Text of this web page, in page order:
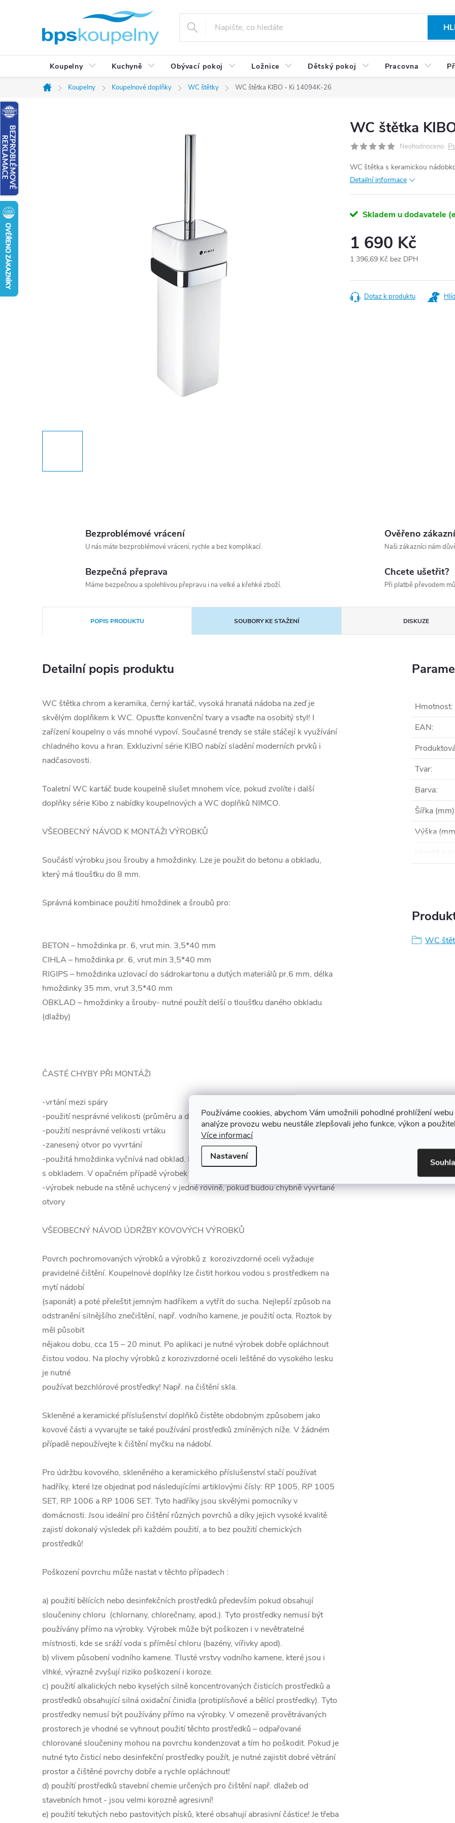
Používáme cookies, abychom Vám umožnili pohodlné prohlížení
analýze provozu webu neustále zlepšovali jeho funkce, výkon a
Více informací
Nastavení
Koupelny Kuchyně Obývací pokoj Ložnice Dětský pokoj Pracovna
Domů
Koupelny Koupelnové doplňky WC štětky WC štětka KIBO - Ki 14094K-26
WC štětka
Neohodnoceno
WC štětka s keramickou
Detailní informace
Skladem u dodavatele
1 690 Kč
1 396,69 Kč bez DPH
cena:
Dotaz k produktu
Bezproblémové vrácení
U nás máte bezproblémové vrácení, rychle a bez komplikací.
Ověřeno
Naši zákazníci nám
Bezpečná přeprava
Máme bezpečnou a spolehlivou přepravu i na velké a křehké zboží.
Chcete ušetřit?
Při platbě převodem
POPIS PRODUKTU SOUBORY KE STAŽENÍ DISKUZE
Detailní popis produktu
WC štětka chrom a keramika, černý kartáč, vysoká hranatá nádoba na zeď je
skvělým doplňkem k WC. Opusťte konvenční tvary a vsaďte na osobitý styl! I
zařízení koupelny o vás mnohé vypoví. Současné trendy se stále stáčejí k využívání
chladného kovu a hran. Exkluzivní série KIBO nabízí sladění moderních prvků i
nadčasovosti.
Toaletní WC kartáč bude koupelně slušet mnohem více, pokud zvolíte i další
doplňky série Kibo z nabídky koupelnových a WC doplňků NIMCO.
VŠEOBECNÝ NÁVOD K MONTÁŽI VÝROBKŮ
Součástí výrobku jsou šrouby a hmoždinky. Lze je použit do betonu a obkladu,
který má tloušťku do 8 mm.
Správná kombinace použití hmoždinek a šroubů pro:
BETON – hmoždinka pr. 6, vrut min. 3,5*40 mm
CIHLA – hmoždinka pr. 6, vrut min 3,5*40 mm
RIGIPS – hmoždinka uzlovací do sádrokartonu a dutých materiálů pr.6 mm, délka
hmoždinky 35 mm, vrut 3,5*40 mm
OBKLAD – hmoždinky a šrouby- nutné použít delší o tloušťku daného obkladu
(dlažby)
ČASTÉ CHYBY PŘI MONTÁŽI
-vrtání mezi spáry
-použití nesprávné velikosti (průměru a délky) hmoždinek a šroubů
-použití nesprávné velikosti vrtáku
-zanesený otvor po vyvrtání
-použitá hmoždinka vyčnívá nad obklad. Hmoždinka musí být v jedné rovině
s obkladem. V opačném případě výrobek na obkladě nedrží a vyviklá se!
-výrobek nebude na stěně uchycený v jedné rovině, pokud budou chybně vyvrtané
otvory
VŠEOBECNÝ NÁVOD ÚDRŽBY KOVOVÝCH VÝROBKŮ
Povrch pochromovaných výrobků a výrobků z korozivzdorné oceli vyžaduje
pravidelné čištění. Koupelnové doplňky lze čistit horkou vodou s prostředkem na
mytí nádobí
(saponát) a poté přeleštit jemným hadříkem a vytřít do sucha. Nejlepší způsob na
odstranění silnějšího znečištění, např. vodního kamene, je použití octa. Roztok by
měl působit
nějakou dobu, cca 15 – 20 minut. Po aplikaci je nutné výrobek dobře opláchnout
čistou vodou. Na plochy výrobků z korozivzdorné oceli leštěné do vysokého lesku
je nutné
používat bezchlórové prostředky! Např. na čištění skla.
Skleněné a keramické příslušenství doplňků čistěte obdobným způsobem jako
kovové části a vyvarujte se také používání prostředků zmíněných níže. V žádném
případě nepoužívejte k čištění myčku na nádobí.
Pro údržbu kovového, skleněného a keramického příslušenství stačí používat
hadříky, které lze objednat pod následujícími artiklovými čísly: RP 1005, RP 1005
SET, RP 1006 a RP 1006 SET. Tyto hadříky jsou skvělými pomocníky v
domácnosti. Jsou ideální pro čištění různých povrchů a díky jejich vysoké kvalitě
zajistí dokonalý výsledek při každém použití, a to bez použití chemických
prostředků!
Poškození povrchu může nastat v těchto případech :
a) použití bělících nebo desinfekčních prostředků především pokud obsahují
sloučeniny chloru (chlornany, chlorečnany, apod.). Tyto prostředky nemusí být
používány přímo na výrobky. Výrobek může být poškozen i v nevětratelné
místnosti, kde se sráží voda s příměsí chloru (bazény, vířivky apod).
b) vlivem působení vodního kamene. Tlusté vrstvy vodního kamene, které jsou i
vlhké, výrazně zvyšují riziko poškození i koroze.
c) použití alkalických nebo kyselých silně koncentrovaných čisticích prostředků a
prostředků obsahující silná oxidační činidla (protiplísňové a bělící prostředky). Tyto
prostředky nemusí být používány přímo na výrobky. V omezeně provětrávaných
prostorech je vhodné se vyhnout použití těchto prostředků – odpařované
chlorované sloučeniny mohou na povrchu kondenzovat a tím ho poškodit. Pokud je
nutné tyto čisticí nebo desinfekční prostředky použít, je nutné zajistit dobré větrání
prostor a čištěné povrchy dobře a rychle opláchnout!
d) použítí prostředků stavební chemie určených pro čištění např. dlažeb od
stavebních hmot - jsou velmi korozně agresivní!
e) použití tekutých nebo pastovitých písků, které obsahují abrasivní částice! Je třeba
Hmotnost:
EAN:
Tvar:
Barva:
Šířka (mm)
Výška
WC